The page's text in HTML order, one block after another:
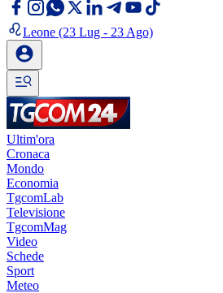
Leone (23 Lug - 23 Ago)
Ultim'ora
Cronaca
Mondo
Economia
TgcomLab
Televisione
TgcomMag
Video
Schede
Sport
Meteo